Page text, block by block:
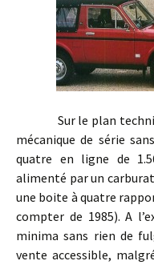
Sur le plan
mécanique de série
quatre en ligne de
alimenté par un
une boite à quatre
compter de 1985). A
minima sans rien de
vente accessible,